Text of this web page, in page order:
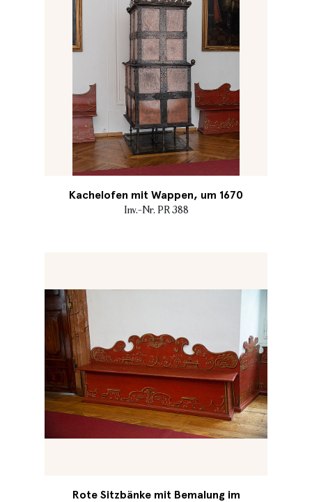
Kachelofen mit Wappen, um 1670
Inv.-Nr. PR 388
Rote Sitzbänke mit Bemalung im